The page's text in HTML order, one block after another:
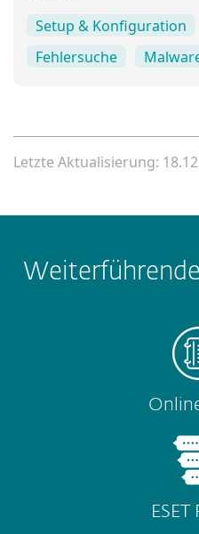
Setup & Konfiguration
Fehlersuche
Letzte Aktualisierung: